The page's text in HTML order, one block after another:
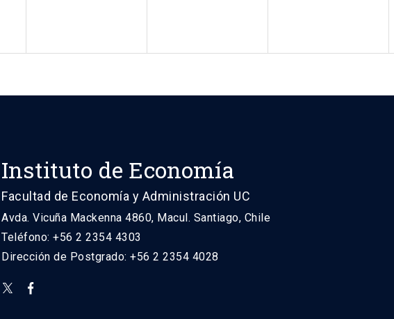
Instituto de Economía
Facultad de Economía y Administración UC
Avda. Vicuña Mackenna 4860, Macul. Santiago, Chile
Teléfono: +56 2 2354 4303
Dirección de Postgrado: +56 2 2354 4028